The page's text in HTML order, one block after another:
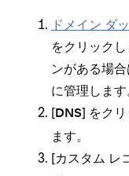
ドメイン ダ⁠
をクリ⁠ック
ンがある場
に管理します⁠
[⁠DNS⁠] をク
ます⁠。
[⁠カスタム レ